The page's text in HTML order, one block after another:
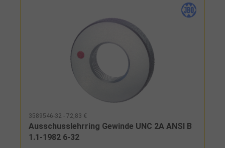
3589546-32 - 72,83 €
Ausschusslehrring Gewinde UNC 2A ANSI B
1.1-1982 6-32